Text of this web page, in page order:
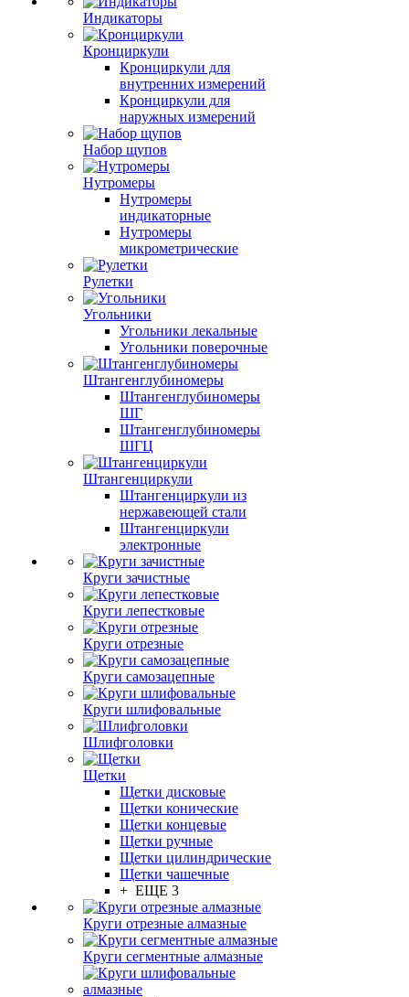
Индикаторы
Кронциркули
Кронциркули для
внутренних измерений
Кронциркули для
наружных измерений
Набор щупов
Нутромеры
Нутромеры
индикаторные
Нутромеры
микрометрические
Рулетки
Угольники
Угольники лекальные
Угольники поверочные
Штангенглубиномеры
Штангенглубиномеры
ШГ
Штангенглубиномеры
ШГЦ
Штангенциркули
Штангенциркули из
нержавеющей стали
Штангенциркули
электронные
Круги зачистные
Круги лепестковые
Круги отрезные
Круги самозацепные
Круги шлифовальные
Шлифголовки
Щетки
Щетки дисковые
Щетки конические
Щетки концевые
Щетки ручные
Щетки цилиндрические
Щетки чашечные
+ ЕЩЕ 3
Круги отрезные алмазные
Круги сегментные алмазные